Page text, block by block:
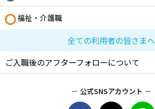
福祉・介護職
全ての利用者の皆さまへ
ご入職後のアフターフォローについて
公式SNSアカウント